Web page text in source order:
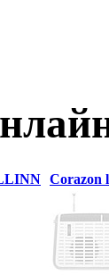
Corazon